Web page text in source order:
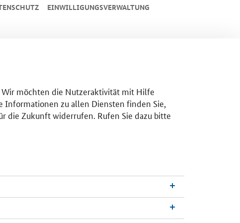
EINWILLIGUNGSVERWALTUNG
Wir möchten die Nutzeraktivität mit Hilfe
Informationen zu allen Diensten finden Sie,
die Zukunft widerrufen. Rufen Sie dazu bitte